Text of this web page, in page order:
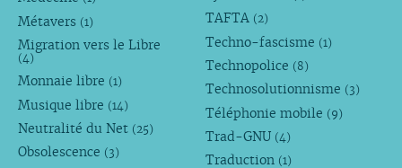
Métavers (1)
Migration vers le Libre
(4)
Monnaie libre (1)
Musique libre (14)
Neutralité du Net (25)
Obsolescence (3)
TAFTA (2)
Techno-fascisme (1)
Technopolice (8)
Technosolutionnisme (3)
Téléphonie mobile (9)
Trad-GNU (4)
Traduction (1)